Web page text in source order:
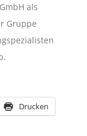
als
Gruppe
Drucken